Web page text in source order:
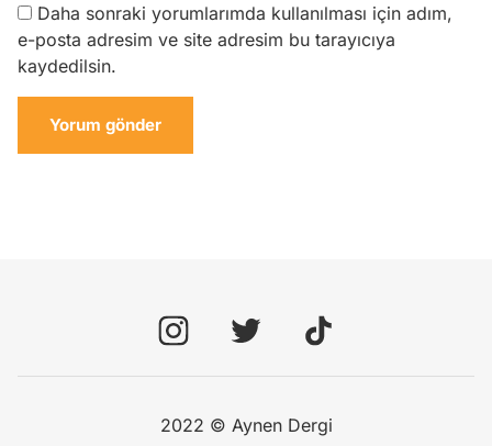
Daha sonraki yorumlarımda kullanılması için adım,
e-posta adresim ve site adresim bu tarayıcıya
kaydedilsin.
2022 © Aynen Dergi